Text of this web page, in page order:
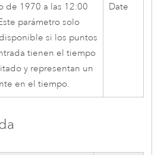
de 1970 a las 12:00
parámetro solo
si los puntos
tienen el tiempo
y representan un
en el tiempo.
Date